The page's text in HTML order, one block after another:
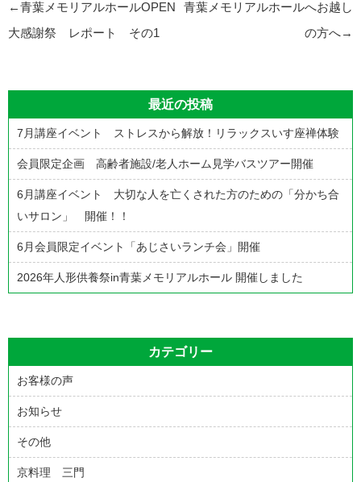
投
稿
ー
シ
ョ
ン
青葉メモリアルホールへお越し
の方へ→
←青葉メモリアルホールOPEN
大感謝祭 レポート その1
最近の投稿
7月講座イベント ストレスから解放！リラックスいす座禅体験
会員限定企画 高齢者施設/老人ホーム見学バスツアー開催
6月講座イベント 大切な人を亡くされた方のための「分かち合
いサロン」 開催！！
6月会員限定イベント「あじさいランチ会」開催
2026年人形供養祭in青葉メモリアルホール 開催しました
カテゴリー
お客様の声
お知らせ
その他
京料理 三門